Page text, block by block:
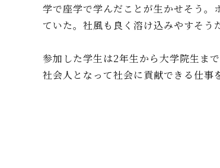
学で座学で学んだことが生かせそう
ていた。社風も良く溶け込みやすそう
参加した学生は2年生から大学院生ま
社会人となって社会に貢献できる仕事